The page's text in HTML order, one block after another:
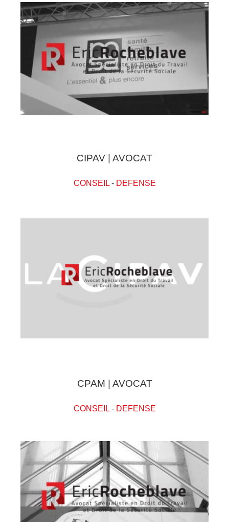
CIPAV | AVOCAT
CONSEIL- DEFENSE
CPAM | AVOCAT
CONSEIL- DEFENSE